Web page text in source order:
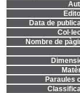
Data de
Nombre de
Paraules